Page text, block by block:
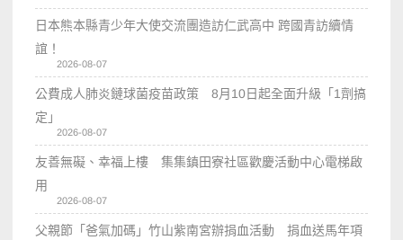
日本熊本縣青少年大使交流團造訪仁武高中 跨國青訪續情
誼！
2026-08-07
公費成人肺炎鏈球菌疫苗政策 8月10日起全面升級「1劑搞
定」
2026-08-07
友善無礙、幸福上樓 集集鎮田寮社區歡慶活動中心電梯啟
用
2026-08-07
父親節「爸氣加碼」竹山紫南宮辦捐血活動 捐血送馬年項